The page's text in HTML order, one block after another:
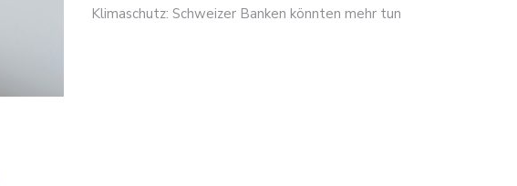
Klimaschutz: Schweizer Banken könnten mehr tun